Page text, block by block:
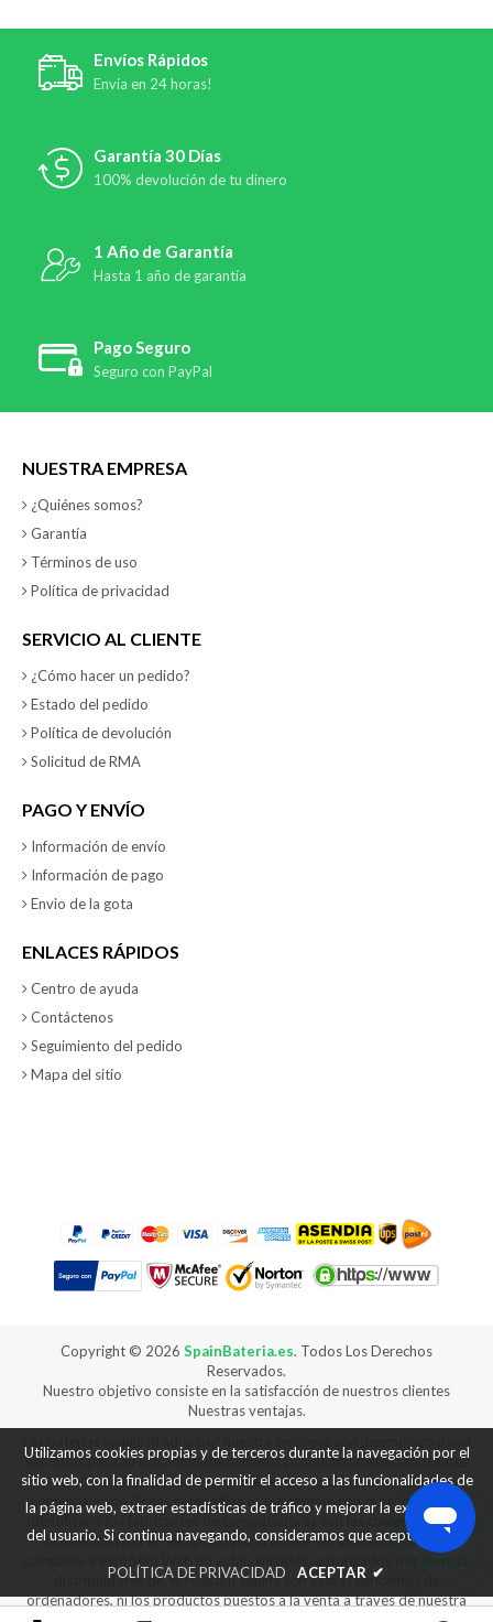
Envíos Rápidos
Envía en 24 horas!
Garantía 30 Días
100% devolución de tu dinero
1 Año de Garantía
Hasta 1 año de garantía
Pago Seguro
Seguro con PayPal
NUESTRA EMPRESA
¿Quiénes somos?
Garantía
Términos de uso
Política de privacidad
SERVICIO AL CLIENTE
¿Cómo hacer un pedido?
Estado del pedido
Política de devolución
Solicitud de RMA
PAGO Y ENVÍO
Información de envío
Información de pago
Envio de la gota
ENLACES RÁPIDOS
Centro de ayuda
Contáctenos
Seguimiento del pedido
Mapa del sitio
Copyright © 2026 SpainBateria.es. Todos Los Derechos
Reservados.
Nuestro objetivo consiste en la satisfacción de nuestros clientes
Nuestras ventajas.
vendidos para su uso con determinados productos de los fabricantes
de ordenadores, y cualquier referencia a productos o marcas
comerciales de dichas compañías es puramente con el propósito de
identificar a los fabricantes de computadoras con las cuales nuestros
productos [son el reemplazo para] puede ser utilizado. Nuestra
distribuidores de, ni relación alguna con estos fabricantes de
ordenadores, ni los productos puestos a la venta a través de nuestra
Utilizamos cookies propias y de terceros durante la navegación por el
sitio web, con la finalidad de permitir el acceso a las funcionalidades de
la página web, extraer estadísticas de tráfico y mejorar la experiencia
del usuario. Si continua navegando, consideramos que acepta su uso.
POLÍTICA DE PRIVACIDAD ACEPTAR ✔